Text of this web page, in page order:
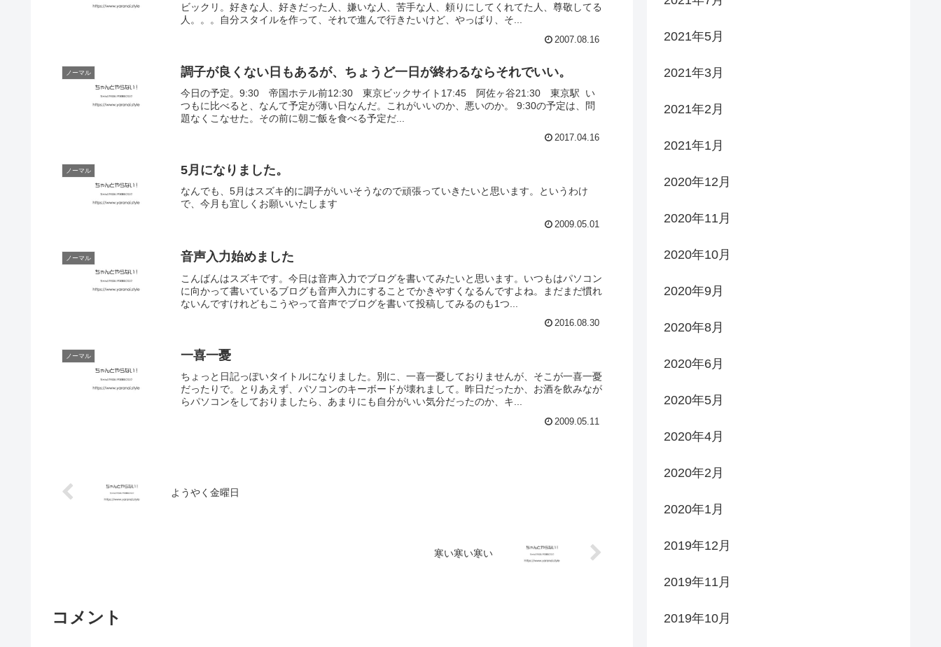
ビックリ。好きな人、好きだった人、嫌いな人、苦手な人、頼りにしてくれてた人、尊敬してる
人。。。自分スタイルを作って、それで進んで行きたいけど、やっぱり、そ...
2007.08.16
ノーマル 調子が良くない日もあるが、ちょうど一日が終わるならそれでいい。
今日の予定。9:30 帝国ホテル前12:30 東京ビックサイト17:45 阿佐ヶ谷21:30 東京駅 い
つもに比べると、なんて予定が薄い日なんだ。これがいいのか、悪いのか。 9:30の予定は、問
題なくこなせた。その前に朝ご飯を食べる予定だ...
2017.04.16
ノーマル 5月になりました。
なんでも、5月はスズキ的に調子がいいそうなので頑張っていきたいと思います。というわけ
で、今月も宜しくお願いいたします
2009.05.01
ノーマル 音声入力始めました
こんばんはスズキです。今日は音声入力でブログを書いてみたいと思います。いつもはパソコン
に向かって書いているブログも音声入力にすることでかきやすくなるんですよね。まだまだ慣れ
ないんですけれどもこうやって音声でブログを書いて投稿してみるのも1つ...
2016.08.30
ノーマル 一喜一憂
ちょっと日記っぽいタイトルになりました。別に、一喜一憂しておりませんが、そこが一喜一憂
だったりで。とりあえず、パソコンのキーボードが壊れまして。昨日だったか、お酒を飲みなが
らパソコンをしておりましたら、あまりにも自分がいい気分だったのか、キ...
2009.05.11
ようやく金曜日
寒い寒い寒い
コメント
2021年5月
2021年3月
2021年2月
2021年1月
2020年12月
2020年11月
2020年10月
2020年9月
2020年8月
2020年6月
2020年5月
2020年4月
2020年2月
2020年1月
2019年12月
2019年11月
2019年10月